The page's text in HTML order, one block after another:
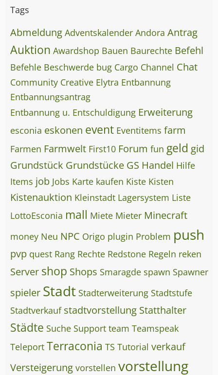
Tags
Abmeldung Adventskalender Andora Antrag
Auktion Awardshop Bauen Baurechte Befehl
Befehle Beschwerde bug Cargo Channel Chat
Community Creative Elytra Entbannung
Entbannungsantrag
Entbannung u. Entschuldigung Erweiterung
esconia eskonen event Eventitems farm
Farmen Farmwelt First10 Forum fun geld gid
Grundstück Grundstücke GS Handel Hilfe
Items job Jobs Karte kaufen Kiste Kisten
Kistenauktion Kleinstadt Lagersystem Liste
LottoEsconia mall Miete Mieter Minecraft
money Neu NPC Origo plugin Problem push
pvp quest Rang Rechte Redstone Regeln reken
Server shop Shops Smaragde spawn Spawner
spieler Stadt Stadterweiterung Stadtstufe
Stadtverkauf stadtvorstellung Statthalter
Städte Suche Support team Teamspeak
Teleport Terraconia TS Tutorial verkauf
Versteigerung vorstellen vorstellung